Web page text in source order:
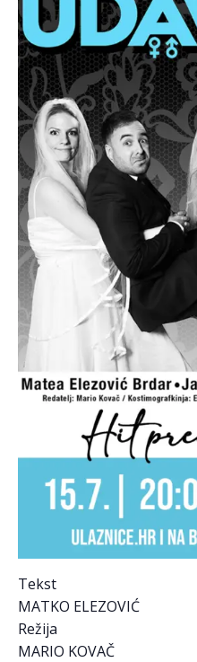
Tekst
MATKO ELEZOVIĆ
Režija
MARIO KOVAČ